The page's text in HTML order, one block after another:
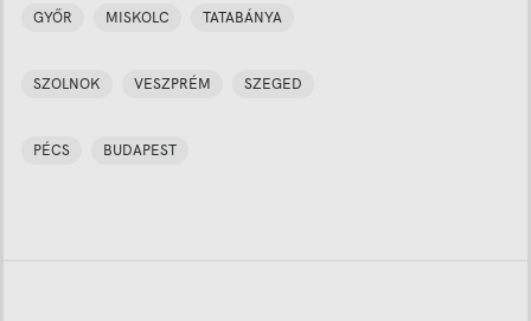
GYŐR MISKOLC TATABÁNYA
SZOLNOK VESZPRÉM SZEGED
PÉCS BUDAPEST